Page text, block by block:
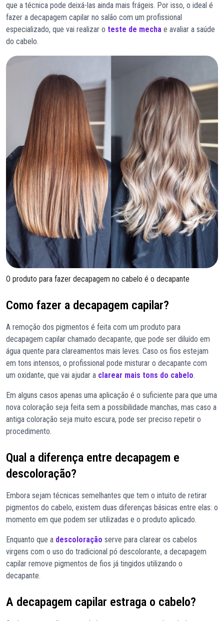
que a técnica pode deixá-las ainda mais frágeis. Por isso, o ideal é
fazer a decapagem capilar no salão com um profissional
especializado, que vai realizar o teste de mecha e avaliar a saúde
do cabelo.
O produto para fazer decapagem no cabelo é o decapante
Como fazer a decapagem capilar?
A remoção dos pigmentos é feita com um produto para
decapagem capilar chamado decapante, que pode ser diluído em
água quente para clareamentos mais leves. Caso os fios estejam
em tons intensos, o profissional pode misturar o decapante com
um oxidante, que vai ajudar a clarear mais tons do cabelo.
Em alguns casos apenas uma aplicação é o suficiente para que uma
nova coloração seja feita sem a possibilidade manchas, mas caso a
antiga coloração seja muito escura, pode ser preciso repetir o
procedimento.
Qual a diferença entre decapagem e
descoloração?
Embora sejam técnicas semelhantes que tem o intuito de retirar
pigmentos do cabelo, existem duas diferenças básicas entre elas: o
momento em que podem ser utilizadas e o produto aplicado.
Enquanto que a descoloração serve para clarear os cabelos
virgens com o uso do tradicional pó descolorante, a decapagem
capilar remove pigmentos de fios já tingidos utilizando o
decapante.
A decapagem capilar estraga o cabelo?